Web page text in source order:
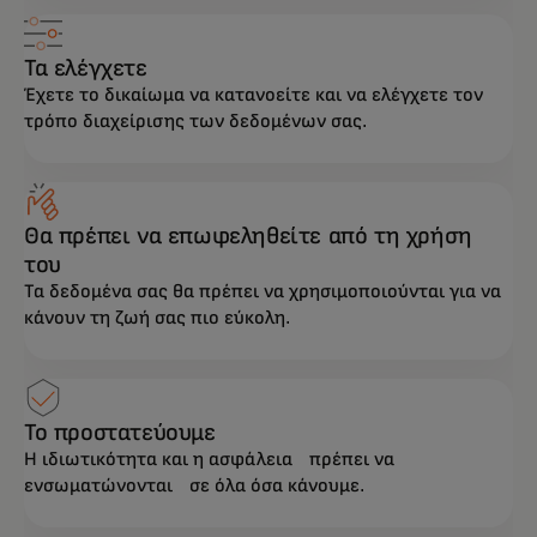
Τα ελέγχετε
Έχετε το δικαίωμα να κατανοείτε και να ελέγχετε τον
τρόπο διαχείρισης των δεδομένων σας.
Θα πρέπει να επωφεληθείτε από τη χρήση
του
Τα δεδομένα σας θα πρέπει να χρησιμοποιούνται για να
κάνουν τη ζωή σας πιο εύκολη.
Το προστατεύουμε
Η ιδιωτικότητα και η ασφάλεια πρέπει να
ενσωματώνονται σε όλα όσα κάνουμε.